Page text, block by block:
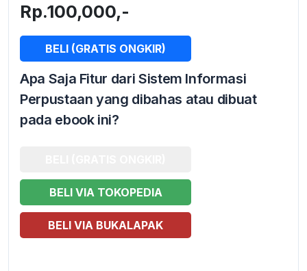
Rp.100,000,-
BELI (GRATIS ONGKIR)
Apa Saja Fitur dari Sistem Informasi
Perpustaan yang dibahas atau dibuat
pada ebook ini?
BELI VIA TOKOPEDIA
BELI VIA BUKALAPAK